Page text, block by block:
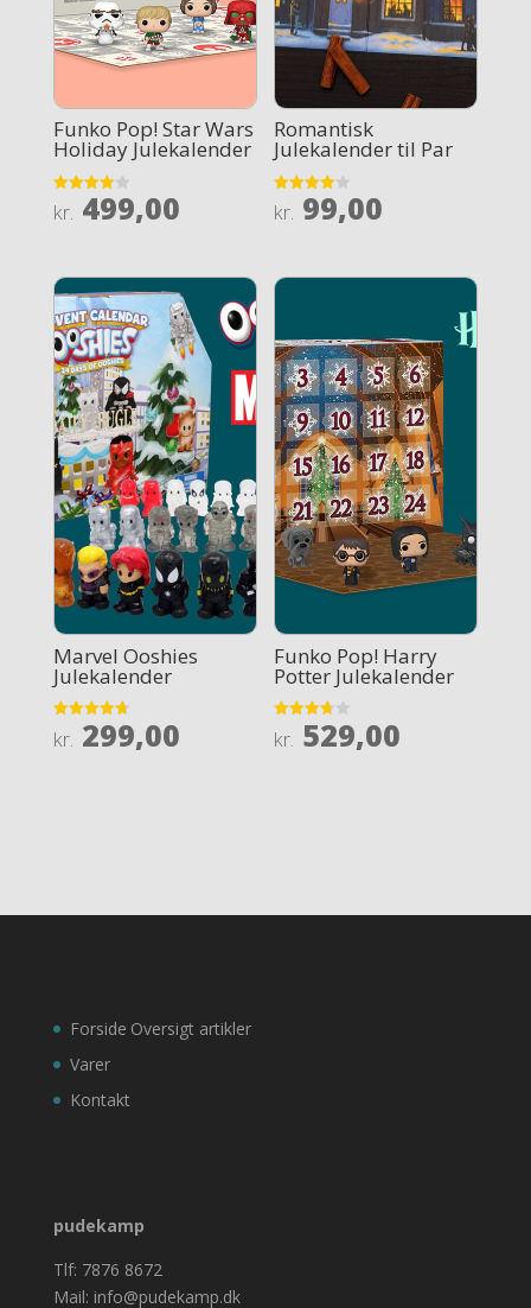
Funko Pop! Star Wars
Holiday Julekalender
Rated
4
kr. 499,00
Romantisk
Julekalender til Par
Rated
4.1
kr. 99,00
Marvel Ooshies
Julekalender
Rated
4.7
kr. 299,00
Funko Pop! Harry
Potter Julekalender
Rated
3.7
kr. 529,00
Forside
Varer
Kontakt
Oversigt artikler
pudekamp
Tlf: 7876 8672
Mail: info@pudekamp.dk